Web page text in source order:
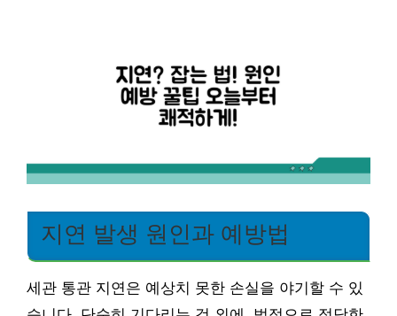
지연 발생 원인과 예방법
세관 통관 지연은 예상치 못한 손실을 야기할 수 있